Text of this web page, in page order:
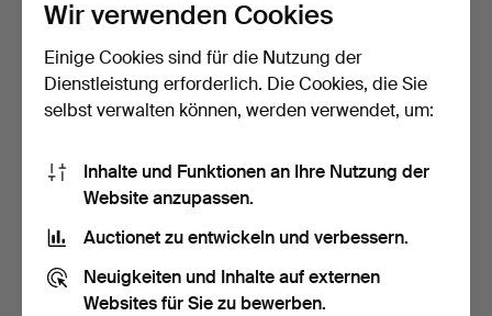
Wandbehangmalerei, Bali,
18./19. Jahrhunde…
8 Tage
BRATPLATTE,
Kompanieporzellan, China,
19. …
9 Tage
Suche speichern
Archiv
suchen.
Wir verwenden Cookies
Einige Cookies sind für die Nutzung der
Dienstleistung erforderlich. Die Cookies, die Sie
selbst verwalten können, werden verwendet, um:
Inhalte und Funktionen an Ihre Nutzung der
Website anzupassen.
Auctionet zu entwickeln und verbessern.
Neuigkeiten und Inhalte auf externen
Websites für Sie zu bewerben.